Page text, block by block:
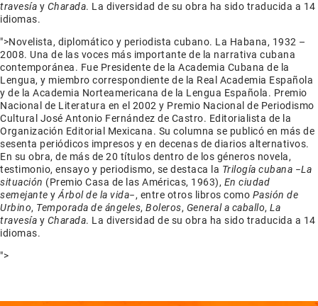
travesía y Charada. La diversidad de su obra ha sido traducida a 14
idiomas.
">Novelista, diplomático y periodista cubano. La Habana, 1932 –
2008. Una de las voces más importante de la narrativa cubana
contemporánea. Fue Presidente de la Academia Cubana de la
Lengua, y miembro correspondiente de la Real Academia Española
y de la Academia Norteamericana de la Lengua Española. Premio
Nacional de Literatura en el 2002 y Premio Nacional de Periodismo
Cultural José Antonio Fernández de Castro. Editorialista de la
Organización Editorial Mexicana. Su columna se publicó en más de
sesenta periódicos impresos y en decenas de diarios alternativos.
En su obra, de más de 20 títulos dentro de los géneros novela,
testimonio, ensayo y periodismo, se destaca la Trilogía cubana −La
situación (Premio Casa de las Américas, 1963), En ciudad
semejante y Árbol de la vida−, entre otros libros como Pasión de
Urbino, Temporada de ángeles, Boleros, General a caballo, La
travesía y Charada. La diversidad de su obra ha sido traducida a 14
idiomas.
">